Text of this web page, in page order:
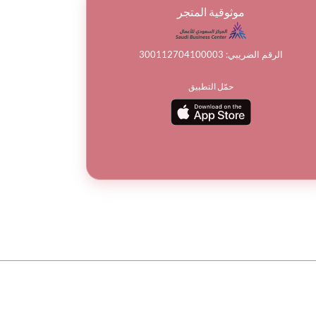
موثوقية المتجر
الرقم الضريبي: 300112704100003
حمّل التطبيق